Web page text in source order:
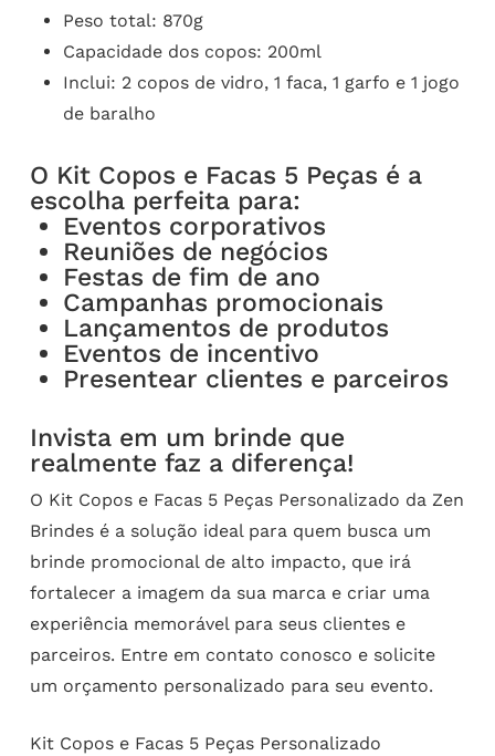
Peso total: 870g
Capacidade dos copos: 200ml
Inclui: 2 copos de vidro, 1 faca, 1 garfo e 1 jogo
de baralho
O Kit Copos e Facas 5 Peças é a
escolha perfeita para:
Eventos corporativos
Reuniões de negócios
Festas de fim de ano
Campanhas promocionais
Lançamentos de produtos
Eventos de incentivo
Presentear clientes e parceiros
Invista em um brinde que
realmente faz a diferença!
O Kit Copos e Facas 5 Peças Personalizado da Zen
Brindes é a solução ideal para quem busca um
brinde promocional de alto impacto, que irá
fortalecer a imagem da sua marca e criar uma
experiência memorável para seus clientes e
parceiros. Entre em contato conosco e solicite
um orçamento personalizado para seu evento.
Kit Copos e Facas 5 Peças Personalizado